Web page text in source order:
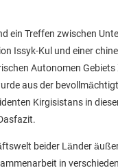
ein Treffen zwischen
Issyk-Kul und einer
Autonomen Gebiets
aus der
Kirgisistans in
beider Länder
in